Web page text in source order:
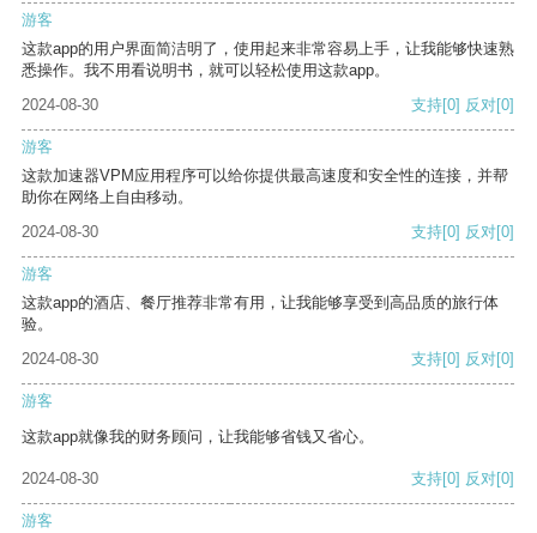
游客
这款app的用户界面简洁明了，使用起来非常容易上手，让我能够快速熟
悉操作。我不用看说明书，就可以轻松使用这款app。
2024-08-30
支持[0] 反对[0]
游客
这款加速器VPM应用程序可以给你提供最高速度和安全性的连接，并帮
助你在网络上自由移动。
2024-08-30
支持[0] 反对[0]
游客
这款app的酒店、餐厅推荐非常有用，让我能够享受到高品质的旅行体
验。
2024-08-30
支持[0] 反对[0]
游客
这款app就像我的财务顾问，让我能够省钱又省心。
2024-08-30 支持[0] 反对[0]
游客